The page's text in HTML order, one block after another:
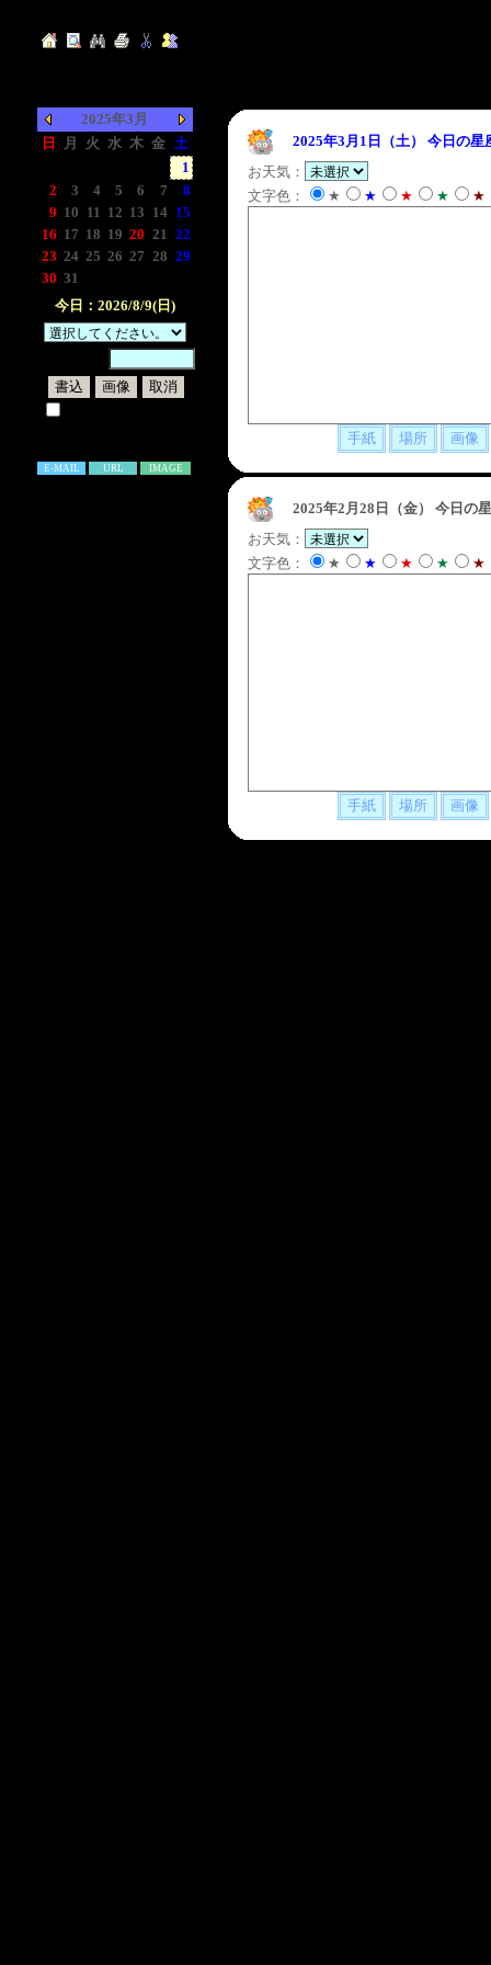
2025年3月
日
月 火 水 木 金 土
1
2
3 4 5 6 7
8
9 10 11 12 13 14 15
16 17 18 19 20 21 22
23 24 25 26 27 28 29
30 31
今日：2026/8/9(日)
E-MAIL URL IMAGE
2025年3月1日（土）
今日の
お天気：
文字色：
★ ★ ★ ★ ★
2025年2月28日（金）
今日の
お天気：
文字色：
★ ★ ★ ★ ★